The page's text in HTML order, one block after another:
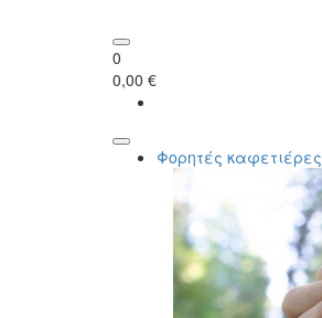
0
0,00 €
Φορητές καφετιέρες